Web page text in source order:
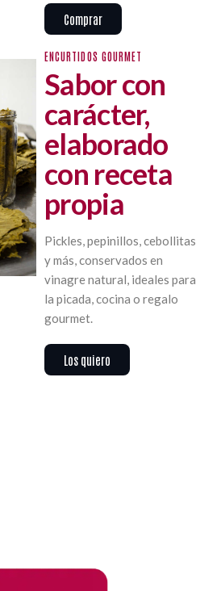
Comprar
ENCURTIDOS GOURMET
Sabor con
carácter,
elaborado
con receta
propia
Pickles, pepinillos, cebollitas
y más, conservados en
vinagre natural, ideales para
la picada, cocina o regalo
gourmet.
Los quiero